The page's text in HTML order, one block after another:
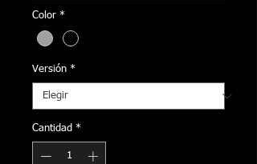
Color *
Versión *
Cantidad *